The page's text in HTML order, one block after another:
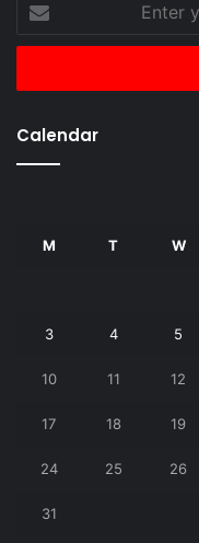
your
Email
Calendar
M T W
3 4 5
10 11 12
17 18 19
24 25 26
31